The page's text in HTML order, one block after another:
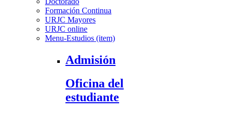
Formación Continua
URJC Mayores
URJC online
Menu-Estudios (item)
Admisión
Oficina del
estudiante